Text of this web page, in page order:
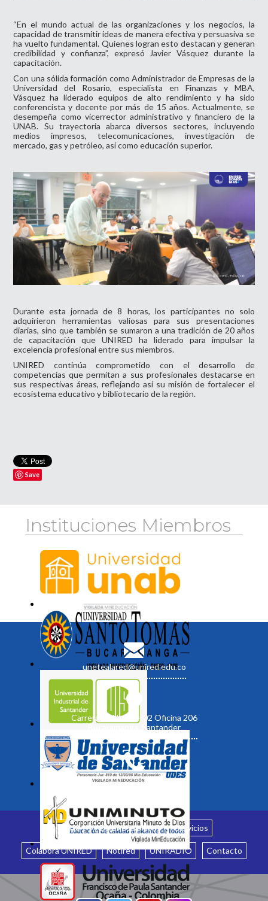
“En el mundo actual de las organizaciones y los negocios, la
capacidad de transmitir ideas de manera efectiva y persuasiva se
ha vuelto fundamental. Quienes logran esto destacan y generan
credibilidad y confianza”, expresó Javier Vásquez durante la
capacitación.
Con una sólida formación como Administrador de Empresas de la
Universidad del Rosario, especialista en Finanzas y MBA,
Vásquez ha liderado equipos de alto rendimiento y ha sido
conferencista y docente por más de 15 años. Actualmente, se
desempeña como vicerrector administrativo y financiero de la
UNAB. Su trayectoria abarca diversos sectores, incluyendo
medios impresos, telecomunicaciones, investigación de
mercado, gas y petróleo, así como educación superior.
Durante esta jornada de 8 horas, los participantes no solo
adquirieron herramientas valiosas para sus presentaciones
diarias, sino que también se sumaron a una tradición de 20 años
de capacitación que UNIRED ha liderado para impulsar la
excelencia profesional entre sus miembros.
UNIRED continúa comprometido con el desarrollo de
competencias que permitan a sus profesionales destacarse en
sus respectivas áreas, reflejando así su misión de fortalecer el
ecosistema educativo y bibliotecario de la región.
Save
Instituciones Miembros
unetealared@unired.edu.co
Carrera 19 No. 35 - 02 Oficina 206
Bucaramanga, Santander
Inicio ¿Quiénes somos? Servicios
Colabora UNIRED Notired UNIRADIO Contacto